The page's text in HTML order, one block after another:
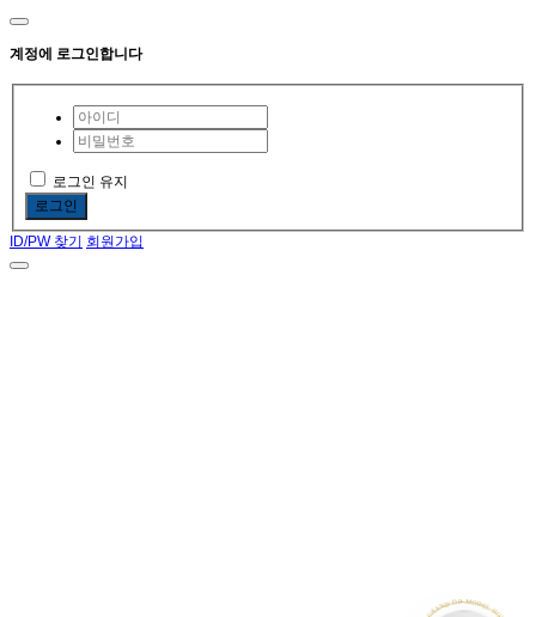
계정에 로그인합니다
로그인 유지
로그인
ID/PW 찾기 회원가입